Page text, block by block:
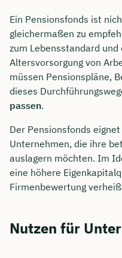
Ein Pensionsfonds ist
gleichermaßen zu
zum Lebensstandard
Altersvorsorgung von
müssen Pensionspläne,
dieses
passen.
Der Pensionsfonds
Unternehmen, die ihre
auslagern möchten. Im
eine höhere
Firmenbewertung
Nutzen für